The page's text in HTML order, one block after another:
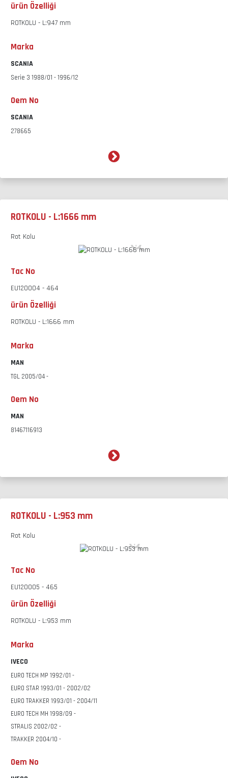
ürün Özelliği
ROTKOLU - L:947 mm
Marka
SCANIA
Serie 3 1988/01 - 1996/12
Oem No
SCANIA
278665
ROTKOLU - L:1666 mm
Rot Kolu
Tac No
EU120004 - 464
ürün Özelliği
ROTKOLU - L:1666 mm
Marka
MAN
TGL 2005/04 -
Oem No
MAN
81467116913
ROTKOLU - L:953 mm
Rot Kolu
Tac No
EU120005 - 465
ürün Özelliği
ROTKOLU - L:953 mm
Marka
IVECO
EURO TECH MP 1992/01 -
EURO STAR 1993/01 - 2002/02
EURO TRAKKER 1993/01 - 2004/11
EURO TECH MH 1998/09 -
STRALIS 2002/02 -
TRAKKER 2004/10 -
Oem No